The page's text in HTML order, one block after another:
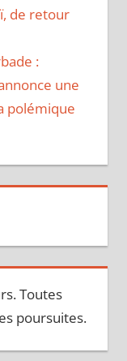
de retour
:
une
polémique
Toutes
poursuites.